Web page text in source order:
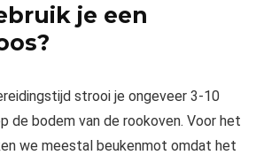
je een
strooi je ongeveer 3-10
de bodem van de rookoven. Voor het
we meestal beukenmot omdat het